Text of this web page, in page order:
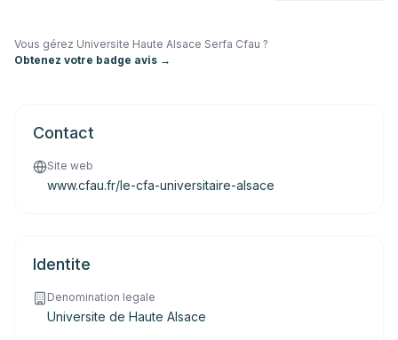
Vous gérez Universite Haute Alsace Serfa Cfau ?
Obtenez votre badge avis →
Contact
Site web
www.cfau.fr/le-cfa-universitaire-alsace
Identite
Denomination legale
Universite de Haute Alsace